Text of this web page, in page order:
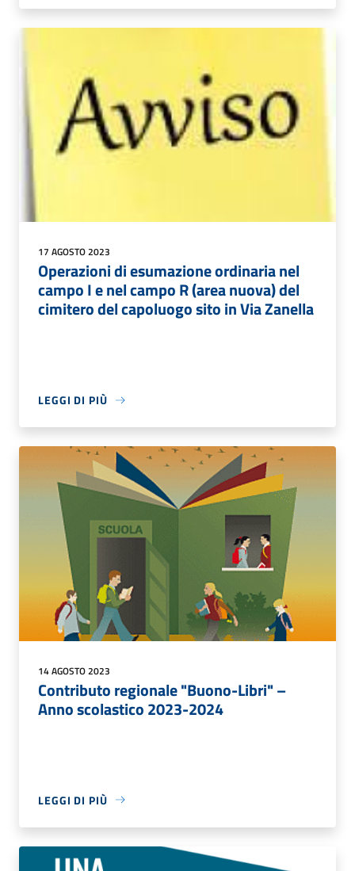
17 AGOSTO 2023
Operazioni di esumazione ordinaria nel
campo I e nel campo R (area nuova) del
cimitero del capoluogo sito in Via Zanella
LEGGI DI PIÙ
14 AGOSTO 2023
Contributo regionale "Buono-Libri" –
Anno scolastico 2023-2024
LEGGI DI PIÙ